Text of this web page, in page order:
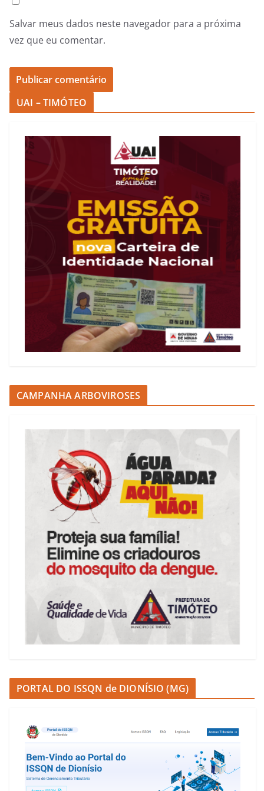
Salvar meus dados neste navegador para a próxima
vez que eu comentar.
UAI – TIMÓTEO
CAMPANHA ARBOVIROSES
PORTAL DO ISSQN de DIONÍSIO (MG)